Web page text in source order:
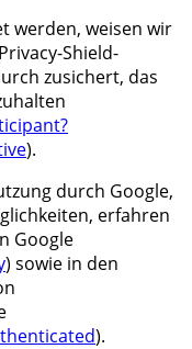
werden, weisen wir
Shield-
zusichert, das
).
durch Google,
erfahren
Google
) sowie in den
).